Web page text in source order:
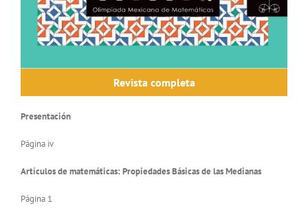
Revista completa
Presentación
Página iv
Artículos de matemáticas: Propiedades Básicas de las Medianas
Página 1